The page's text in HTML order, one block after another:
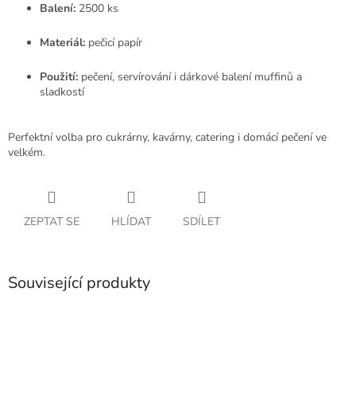
Balení: 2500 ks
Materiál: pečicí papír
Použití: pečení, servírování i dárkové balení muffinů a
sladkostí
Perfektní volba pro cukrárny, kavárny, catering i domácí pečení ve
velkém.
ZEPTAT SE HLÍDAT SDÍLET
Související produkty